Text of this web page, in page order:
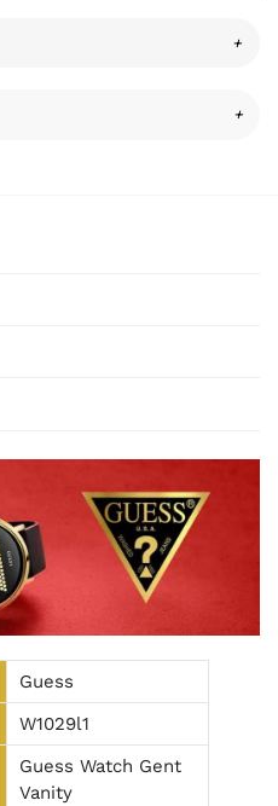
+
+
Guess
W1029l1
Guess Watch Gent
Vanity